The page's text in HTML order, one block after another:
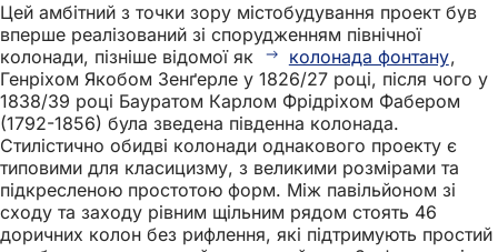
Цей амбітний з точки зору містобудування проект був
вперше реалізований зі спорудженням північної
колонади, пізніше відомої як
колонада фонтану,
Генріхом Якобом Зенґерле у 1826/27 році, після чого у
1838/39 році Бауратом Карлом Фрідріхом Фабером
(1792-1856) була зведена південна колонада.
Стилістично обидві колонади однакового проекту є
типовими для класицизму, з великими розмірами та
підкресленою простотою форм. Між павільйоном зі
сходу та заходу рівним щільним рядом стоять 46
доричних колон без рифлення, які підтримують простий